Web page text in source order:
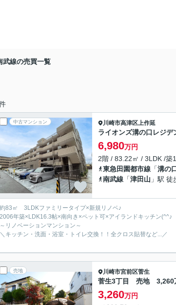
武線の売買一覧
中古マンション 川崎市高津区上作延
ライオンズ溝の口レジデ
6,980万円
2階 / 83.22㎡ / 3LDK /築
東急田園都市線 「溝の
南武線 「津田山 」駅 徒
約83㎡ 3LDKファミリータイプ×新規リノベ♪
2006年築×LDK16.3帖×南向き×ペット可×アイランドキッチン(^^♪
～リノベーションマンション～
＼キッチン・洗面・浴室・トイレ交換！！全クロス貼替など...／
売地 川崎市宮前区菅生
菅生3丁目 売地 3,260
3,260万円